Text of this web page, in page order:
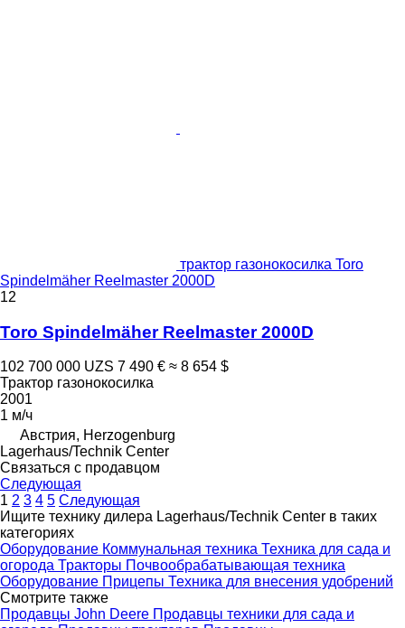
трактор газонокосилка Toro
Spindelmäher Reelmaster 2000D
12
Toro Spindelmäher Reelmaster 2000D
102 700 000 UZS 7 490 € ≈ 8 654 $
Трактор газонокосилка
2001
1 м/ч
Австрия, Herzogenburg
Lagerhaus/Technik Center
Связаться с продавцом
Следующая
1 2 3 4 5 Следующая
Ищите технику дилера Lagerhaus/Technik Center в таких
категориях
Оборудование Коммунальная техника Техника для сада и
огорода Тракторы Почвообрабатывающая техника
Оборудование Прицепы Техника для внесения удобрений
Смотрите также
Продавцы John Deere Продавцы техники для сада и